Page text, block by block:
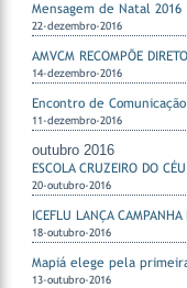
Mensagem de Natal
22-dezembro-2016
AMVCM RECOMPÕE
14-dezembro-2016
Encontro de
11-dezembro-2016
outubro 2016
ESCOLA CRUZEIRO DO
20-outubro-2016
ICEFLU LANÇA
18-outubro-2016
Mapiá elege pela
13-outubro-2016